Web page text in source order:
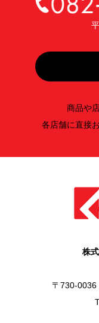
商品や
各店舗に直接
株
〒730-0036